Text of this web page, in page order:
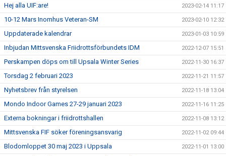
Hej alla UIF:are! 2023-02-14 11:17
10-12 Mars Inomhus Veteran-SM 2023-02-10 12:32
Uppdaterade kalendrar 2023-01-03 10:59
Inbjudan Mittsvenska Friidrottsförbundets IDM 2022-12-07 15:51
Perskampen döps om till Upsala Winter Series 2022-11-30 16:37
Torsdag 2 februari 2023 2022-11-21 11:57
Nyhetsbrev från styrelsen 2022-11-18 13:04
Mondo Indoor Games 27-29 januari 2023 2022-11-16 11:25
Externa bokningar i friidrottshallen 2022-11-08 13:12
Mittsvenska FIF söker föreningsansvarig 2022-11-02 09:44
Blodomloppet 30 maj 2023 i Uppsala 2022-11-01 13:00